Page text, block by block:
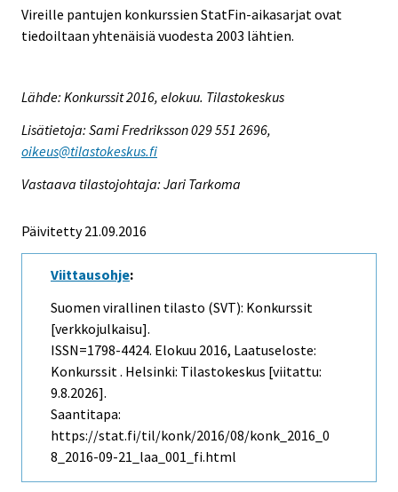
Vireille pantujen konkurssien StatFin-aikasarjat ovat
tiedoiltaan yhtenäisiä vuodesta 2003 lähtien.
Lähde: Konkurssit 2016, elokuu. Tilastokeskus
Lisätietoja: Sami Fredriksson 029 551 2696,
oikeus@tilastokeskus.fi
Vastaava tilastojohtaja: Jari Tarkoma
Päivitetty 21.09.2016
Viittausohje:
Suomen virallinen tilasto (SVT): Konkurssit
[verkkojulkaisu].
ISSN=1798-4424. Elokuu 2016, Laatuseloste:
Konkurssit . Helsinki: Tilastokeskus [viitattu:
9.8.2026].
Saantitapa:
https://stat.fi/til/konk/2016/08/konk_2016_0
8_2016-09-21_laa_001_fi.html